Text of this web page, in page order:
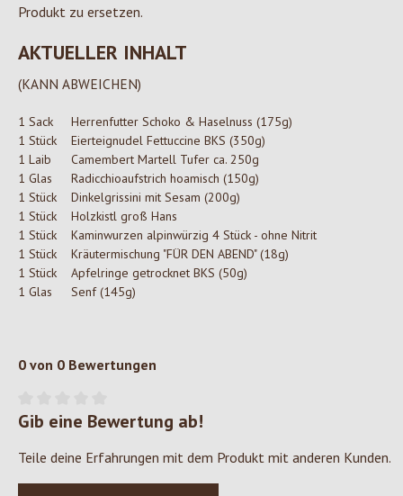
Produkt zu ersetzen.
AKTUELLER INHALT
(KANN ABWEICHEN)
1 Sack
Herrenfutter Schoko & Haselnuss (175g)
1 Stück
Eierteignudel Fettuccine BKS (350g)
1 Laib
Camembert Martell Tufer ca. 250g
1 Glas
Radicchioaufstrich hoamisch (150g)
1 Stück
Dinkelgrissini mit Sesam (200g)
1 Stück
Holzkistl groß Hans
1 Stück
Kaminwurzen alpinwürzig 4 Stück - ohne Nitrit
1 Stück
Kräutermischung "FÜR DEN ABEND" (18g)
1 Stück
Apfelringe getrocknet BKS (50g)
1 Glas
Senf (145g)
0 von 0 Bewertungen
Durchschnittliche Bewertung von 0 von 5 Sternen
Gib eine Bewertung ab!
Teile deine Erfahrungen mit dem Produkt mit anderen Kunden.